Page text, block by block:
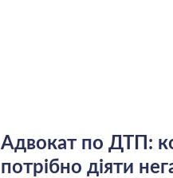
Адвокат по ДТП:
потрібно діяти